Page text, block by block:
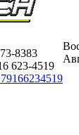
8383
623-4519